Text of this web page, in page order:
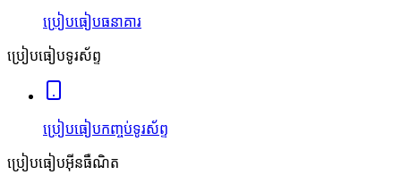
ប្រៀបធៀបធនាគារ
ប្រៀបធៀបទូរស័ព្ទ
ប្រៀបធៀបកញ្ចប់ទូរស័ព្ទ
ប្រៀបធៀបអ៊ីនធឺណិត